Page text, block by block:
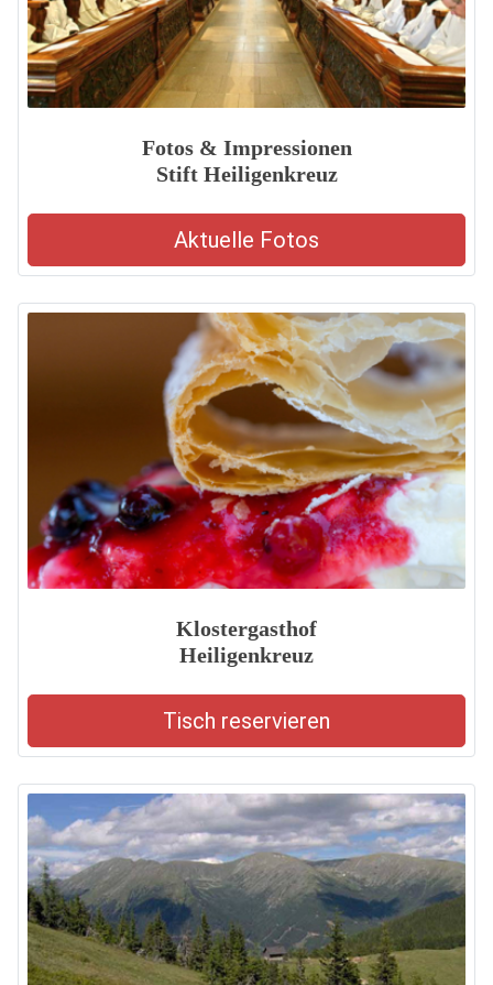
Fotos & Impressionen
Stift Heiligenkreuz
Aktuelle Fotos
Klostergasthof
Heiligenkreuz
Tisch reservieren